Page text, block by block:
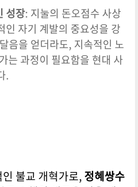
성장: 지눌의 돈오점수 사상
인 자기 계발의 중요성을 강
음을 얻더라도, 지속적인 노
는 과정이 필요함을 현대 사
.
불교 개혁가로, 정혜쌍수